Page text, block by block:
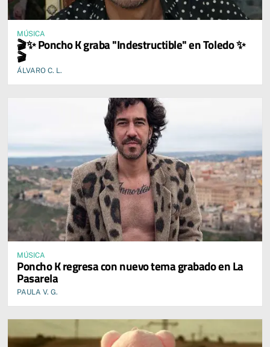
MÚSICA
🎬✨ Poncho K graba "Indestructible" en Toledo ✨
🎬
ÁLVARO C. L.
MÚSICA
Poncho K regresa con nuevo tema grabado en La
Pasarela
PAULA V. G.